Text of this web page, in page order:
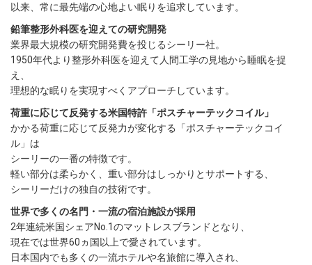
以来、常に最先端の心地よい眠りを追求しています。
鉛筆整形外科医を迎えての研究開発
業界最大規模の研究開発費を投じるシーリー社。
1950年代より整形外科医を迎えて人間工学の見地から睡眠を捉
え、
理想的な眠りを実現すべくアプローチしています。
荷重に応じて反発する米国特許「ポスチャーテックコイル」
かかる荷重に応じて反発力が変化する「ポスチャーテックコイ
ル」は
シーリーの一番の特徴です。
軽い部分は柔らかく、重い部分はしっかりとサポートする、
シーリーだけの独自の技術です。
世界で多くの名門・一流の宿泊施設が採用
2年連続米国シェアNo.1のマットレスブランドとなり、
現在では世界60ヵ国以上で愛されています。
日本国内でも多くの一流ホテルや名旅館に導入され、